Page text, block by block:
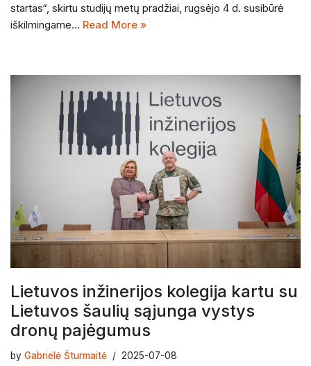
startas“, skirtu studijų metų pradžiai, rugsėjo 4 d. susibūrė
iškilmingame… Read More »
Lietuvos inžinerijos kolegija kartu su
Lietuvos šaulių sąjunga vystys
dronų pajėgumus
by Gabrielė Šturmaitė 2025-07-08